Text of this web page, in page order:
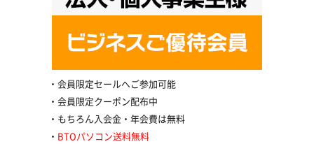
会員限定セールへご参加可能
会員限定クーポン配布中
もちろん入会金・年会費は無料
BTOパソコン送料無料